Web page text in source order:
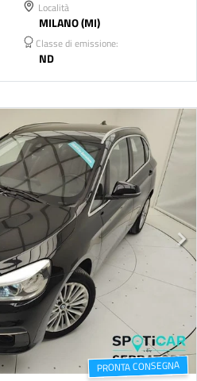
Località
MILANO (MI)
Classe di emissione:
ND
PRONTA CONSEGNA